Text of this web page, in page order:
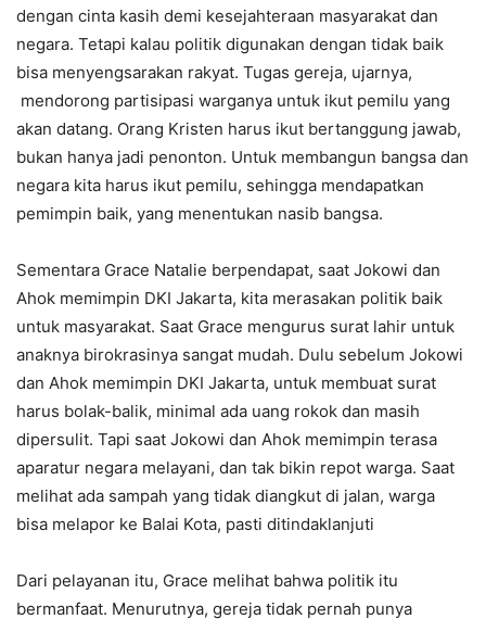
dengan cinta kasih demi kesejahteraan masyarakat dan
negara. Tetapi kalau politik digunakan dengan tidak baik
bisa menyengsarakan rakyat. Tugas gereja, ujarnya,
mendorong partisipasi warganya untuk ikut pemilu yang
akan datang. Orang Kristen harus ikut bertanggung jawab,
bukan hanya jadi penonton. Untuk membangun bangsa dan
negara kita harus ikut pemilu, sehingga mendapatkan
pemimpin baik, yang menentukan nasib bangsa.
Sementara Grace Natalie berpendapat, saat Jokowi dan
Ahok memimpin DKI Jakarta, kita merasakan politik baik
untuk masyarakat. Saat Grace mengurus surat lahir untuk
anaknya birokrasinya sangat mudah. Dulu sebelum Jokowi
dan Ahok memimpin DKI Jakarta, untuk membuat surat
harus bolak-balik, minimal ada uang rokok dan masih
dipersulit. Tapi saat Jokowi dan Ahok memimpin terasa
aparatur negara melayani, dan tak bikin repot warga. Saat
melihat ada sampah yang tidak diangkut di jalan, warga
bisa melapor ke Balai Kota, pasti ditindaklanjuti
Dari pelayanan itu, Grace melihat bahwa politik itu
bermanfaat. Menurutnya, gereja tidak pernah punya